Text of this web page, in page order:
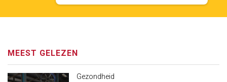
MEEST GELEZEN
Gezondheid